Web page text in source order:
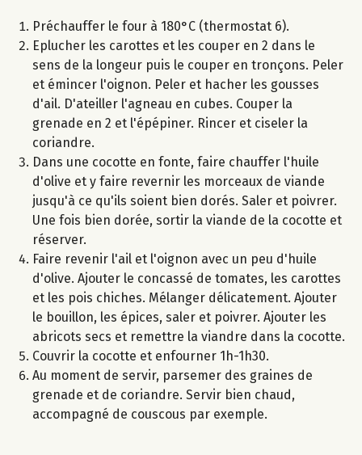
Préchauffer le four à 180°C (thermostat 6).
Eplucher les carottes et les couper en 2 dans le
sens de la longeur puis le couper en tronçons. Peler
et émincer l'oignon. Peler et hacher les gousses
d'ail. D'ateiller l'agneau en cubes. Couper la
grenade en 2 et l'épépiner. Rincer et ciseler la
coriandre.
Dans une cocotte en fonte, faire chauffer l'huile
d'olive et y faire revernir les morceaux de viande
jusqu'à ce qu'ils soient bien dorés. Saler et poivrer.
Une fois bien dorée, sortir la viande de la cocotte et
réserver.
Faire revenir l'ail et l'oignon avec un peu d'huile
d'olive. Ajouter le concassé de tomates, les carottes
et les pois chiches. Mélanger délicatement. Ajouter
le bouillon, les épices, saler et poivrer. Ajouter les
abricots secs et remettre la viandre dans la cocotte.
Couvrir la cocotte et enfourner 1h-1h30.
Au moment de servir, parsemer des graines de
grenade et de coriandre. Servir bien chaud,
accompagné de couscous par exemple.